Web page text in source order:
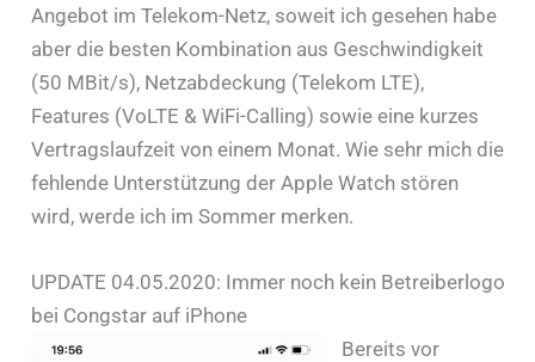
Angebot im Telekom-Netz, soweit ich gesehen habe
aber die besten Kombination aus Geschwindigkeit
(50 MBit/s), Netzabdeckung (Telekom LTE),
Features (VoLTE & WiFi-Calling) sowie eine kurzes
Vertragslaufzeit von einem Monat. Wie sehr mich die
fehlende Unterstützung der Apple Watch stören
wird, werde ich im Sommer merken.
UPDATE 04.05.2020: Immer noch kein Betreiberlogo
bei Congstar auf iPhone
Bereits vor